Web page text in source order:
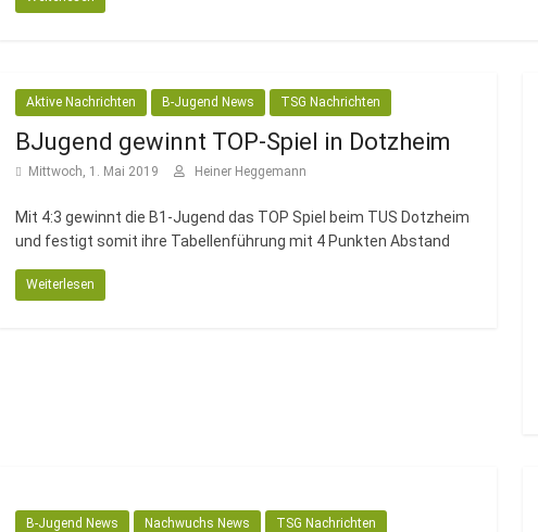
Aktive Nachrichten B-Jugend News TSG Nachrichten
BJugend gewinnt TOP-Spiel in Dotzheim
Mittwoch, 1. Mai 2019 Heiner Heggemann
Mit 4:3 gewinnt die B1-Jugend das TOP Spiel beim TUS Dotzheim
und festigt somit ihre Tabellenführung mit 4 Punkten Abstand
Weiterlesen
B-Jugend News Nachwuchs News TSG Nachrichten